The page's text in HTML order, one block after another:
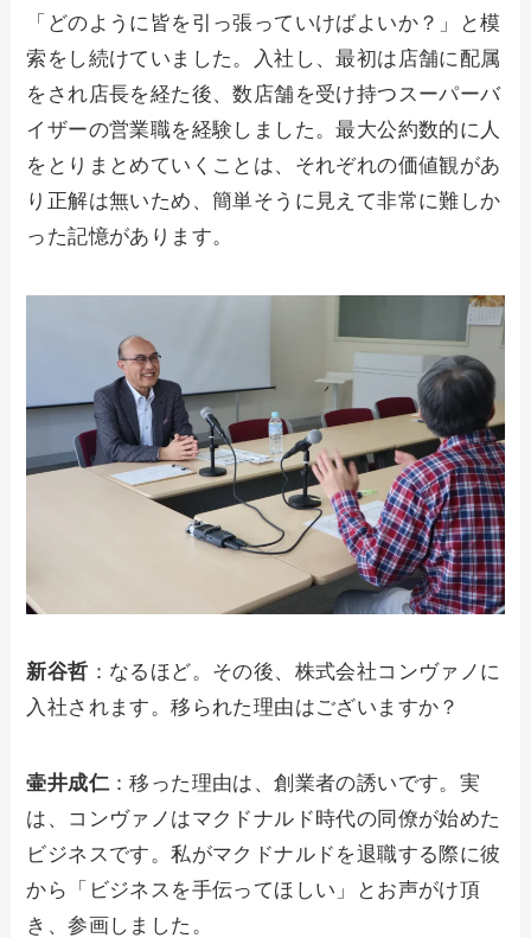
「どのように皆を引っ張っていけばよいか？」と模
索をし続けていました。入社し、最初は店舗に配属
をされ店長を経た後、数店舗を受け持つスーパーバ
イザーの営業職を経験しました。最大公約数的に人
をとりまとめていくことは、それぞれの価値観があ
り正解は無いため、簡単そうに見えて非常に難しか
った記憶があります。
新谷哲 ：なるほど。その後、株式会社コンヴァノに
入社されます。移られた理由はございますか？
壷井成仁：移った理由は、創業者の誘いです。実
は、コンヴァノはマクドナルド時代の同僚が始めた
ビジネスです。私がマクドナルドを退職する際に彼
から「ビジネスを手伝ってほしい」とお声がけ頂
き、参画しました。